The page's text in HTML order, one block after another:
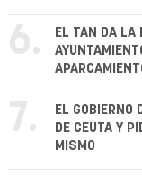
6.
EL TAN DA LA
7.
EL GOBIERNO
DE CEUTA Y
MISMO